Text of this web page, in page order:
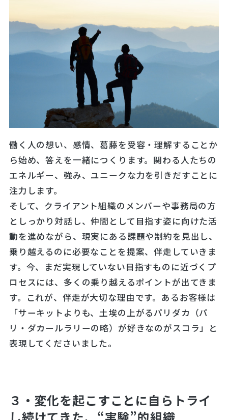
働く人の想い、感情、葛藤を受容・理解することか
ら始め、答えを一緒につくります。関わる人たちの
エネルギー、強み、ユニークな力を引きだすことに
注力します。
そして、クライアント組織のメンバーや事務局の方
としっかり対話し、仲間として目指す姿に向けた活
動を進めながら、現実にある課題や制約を見出し、
乗り越えるのに必要なことを提案、伴走していきま
す。今、まだ実現していない目指すものに近づくプ
ロセスには、多くの乗り越えるポイントが出てきま
す。これが、伴走が大切な理由です。あるお客様は
「サーキットよりも、土埃の上がるパリダカ（パ
リ・ダカールラリーの略）が好きなのがスコラ」と
表現してくださいました。
３・変化を起こすことに自らトライ